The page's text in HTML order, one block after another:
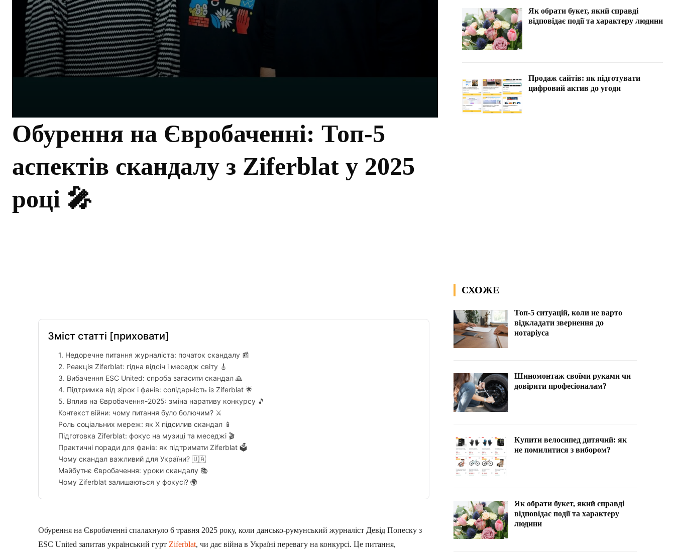
Обурення на Євробаченні: Топ-5
аспектів скандалу з Ziferblat у 2025
році 🎤
Як обрати букет, який справді
відповідає події та характеру людини
Продаж сайтів: як підготувати
цифровий актив до угоди
Зміст статті [приховати]
1. Недоречне питання журналіста: початок скандалу 📰
2. Реакція Ziferblat: гідна відсіч і меседж світу 🎸
3. Вибачення ESC United: спроба загасити скандал 🙏
4. Підтримка від зірок і фанів: солідарність із Ziferblat 🌟
5. Вплив на Євробачення-2025: зміна наративу конкурсу 🎵
Контекст війни: чому питання було болючим? ⚔️
Роль соціальних мереж: як X підсилив скандал 📱
Підготовка Ziferblat: фокус на музиці та меседжі 🎬
Практичні поради для фанів: як підтримати Ziferblat 🗳️
Чому скандал важливий для України? 🇺🇦
Майбутнє Євробачення: уроки скандалу 📚
Чому Ziferblat залишаються у фокусі? 🌍
Обурення на Євробаченні спалахнуло 6 травня 2025 року, коли дансько-румунський журналіст Девід Попеску з
ESC United запитав український гурт Ziferblat, чи дає війна в Україні перевагу на конкурсі. Це питання,
СХОЖЕ
Топ-5 ситуацій, коли не варто
відкладати звернення до
нотаріуса
Шиномонтаж своїми руками чи
довірити професіоналам?
Купити велосипед дитячий: як
не помилитися з вибором?
Як обрати букет, який справді
відповідає події та характеру
людини